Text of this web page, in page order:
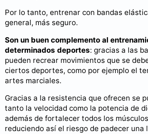
Por lo tanto, entrenar con bandas
general, más seguro.
Son un buen complemento al
determinados deportes: gracias a las
pueden recrear movimientos que se
ciertos deportes, como por ejemplo el
artes marciales.
Gracias a la resistencia que ofrecen se
tanto la velocidad como la potencia de
además de fortalecer todos los
reduciendo así el riesgo de padecer una